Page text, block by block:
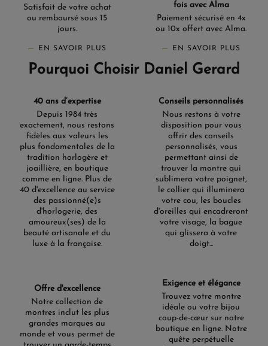
Satisfait de votre achat
ou remboursé sous 15
jours.
EN SAVOIR PLUS
fois avec Alma
Paiement sécurisé en 4x
ou 10x offert avec Alma.
EN SAVOIR PLUS
Pourquoi Choisir Daniel Gerard
40 ans d’expertise
Depuis 1984 très
exactement, nous restons
fidèles aux valeurs les
plus fondamentales de la
tradition horlogère et
joaillière, en boutique
comme en ligne. Plus de
40 d'excellence au service
des passionné(e)s
d'horlogerie, des
amoureux(ses) de la
beauté artisanale et du
luxe à la française.
Conseils personnalisés
Nous restons à votre
disposition pour vous
offrir des conseils
personnalisés, vous
permettant ainsi de
trouver la montre qui
sublimera votre poignet,
le collier qui illuminera
votre cou, les boucles
d'oreilles qui encadreront
votre visage, la bague
qui glissera à votre
doigt...
Offre d'excellence
Notre collection de
montres inclut les plus
grandes marques au
monde et vous permet de
Exigence et élégance
Trouvez votre montre
idéale ou votre bijou
coup-de-cœur sur notre
boutique en ligne. Notre
quête perpétuelle